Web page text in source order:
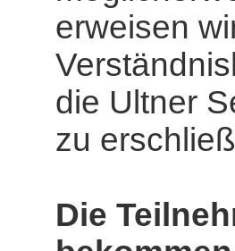
erweisen
die Ultner
zu
Die